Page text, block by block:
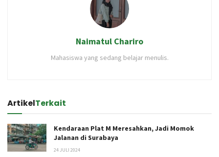
Naimatul Chariro
Mahasiswa yang sedang belajar menulis.
ArtikelTerkait
Kendaraan Plat M Meresahkan, Jadi Momok
Jalanan di Surabaya
24 JULI 2024